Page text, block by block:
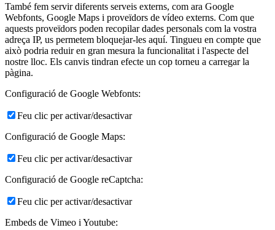
També fem servir diferents serveis externs, com ara Google
Webfonts, Google Maps i proveïdors de vídeo externs. Com que
aquests proveïdors poden recopilar dades personals com la vostra
adreça IP, us permetem bloquejar-les aquí. Tingueu en compte que
això podria reduir en gran mesura la funcionalitat i l'aspecte del
nostre lloc. Els canvis tindran efecte un cop torneu a carregar la
pàgina.
Configuració de Google Webfonts:
Feu clic per activar/desactivar
Configuració de Google Maps:
Feu clic per activar/desactivar
Configuració de Google reCaptcha:
Feu clic per activar/desactivar
Embeds de Vimeo i Youtube: